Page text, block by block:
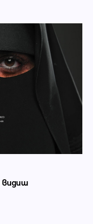
видиш